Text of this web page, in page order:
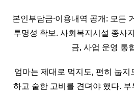
본인부담금·이용내역 공개: 모든
투명성 확보. 사회복지시설 종사
금, 사업 운영 통
엄마는 제대로 먹지도, 편히 눕지
하고 숱한 고비를 견뎌야 했다.